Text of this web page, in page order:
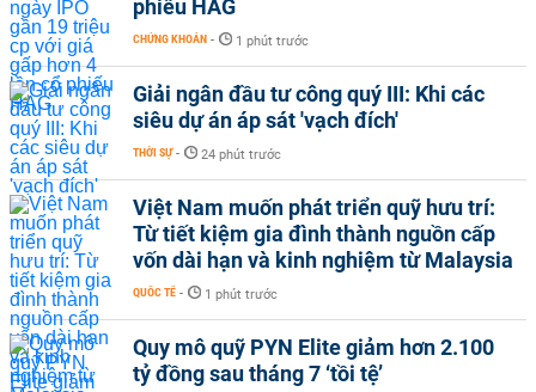
phiếu HAG
CHỨNG KHOÁN - 1 phút trước
Giải ngân đầu tư công quý III: Khi các
siêu dự án áp sát 'vạch đích'
THỜI SỰ - 24 phút trước
Việt Nam muốn phát triển quỹ hưu trí:
Từ tiết kiệm gia đình thành nguồn cấp
vốn dài hạn và kinh nghiệm từ Malaysia
QUỐC TẾ - 1 phút trước
Quy mô quỹ PYN Elite giảm hơn 2.100
tỷ đồng sau tháng 7 ‘tồi tệ’